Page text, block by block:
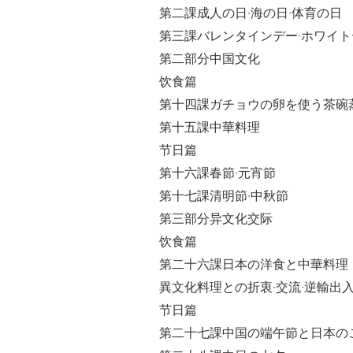
第二課成人の日·海の日·体育の日
第三課バレンタインデー·ホワイ
第二部分中国文化
饮食篇
第十四課ガチョウの卵を使う茶碗
第十五課中華料理
节日篇
第十六課春節·元宵節
第十七課清明節·中秋節
第三部分异文化交际
饮食篇
第二十六課日本の洋食と中華料理
異文化料理との折衷·交流·逆輸出入
节日篇
第二十七課中国の端午節と日本の